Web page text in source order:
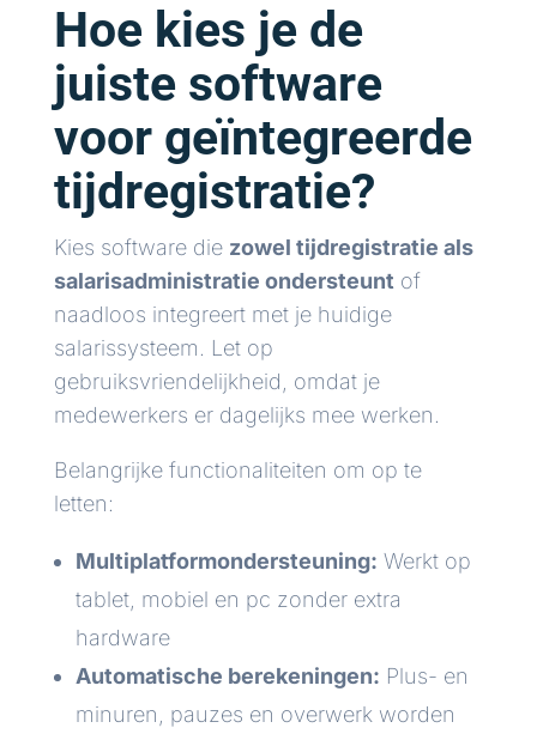
Hoe kies je de
juiste software
voor geïntegreerde
tijdregistratie?
Kies software die zowel tijdregistratie als
salarisadministratie ondersteunt of
naadloos integreert met je huidige
salarissysteem. Let op
gebruiksvriendelijkheid, omdat je
medewerkers er dagelijks mee werken.
Belangrijke functionaliteiten om op te
letten:
Multiplatformondersteuning: Werkt op
tablet, mobiel en pc zonder extra
hardware
Automatische berekeningen: Plus- en
minuren, pauzes en overwerk worden